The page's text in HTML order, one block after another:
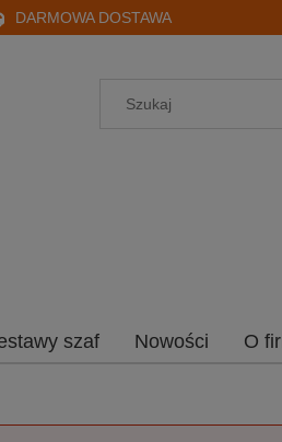
DARMOWA DOSTAWA
szaf Nowości O